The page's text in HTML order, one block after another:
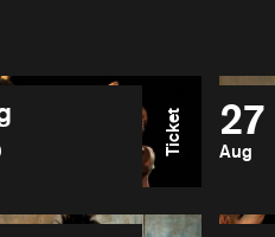
Ticket 27
Aug